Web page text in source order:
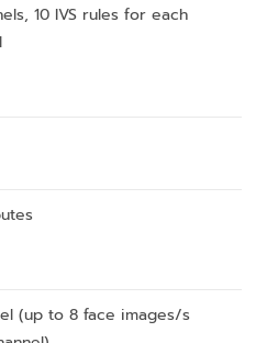
10 IVS rules for each
(up to 8 face images/s